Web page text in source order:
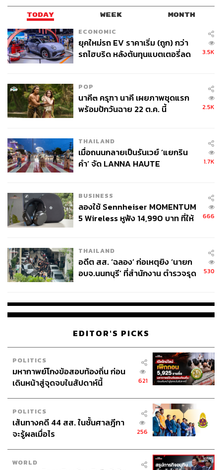
ครบถ้วน
“เพลงOnlyFansคือง่ายๆ เลยนะ อยากมอบให้แฟนคลับ
YUPP! ทุกคน รวมถึงแฟนๆ ของทุกศิลปิน อยากขอบคุณที่ยัง
อยู่ตรงนี้ไม่ไปไหน มันเป็นพลังงานบวกที่หาคำมาอธิบายไม่
YUPP! จะครบรอบ 5 ปี จะมีปาร์ตี้ให้ทุกคนมาร่วมสนุกกัน
ด้วย รายละเอียดมาในเร็ววันนี้แน่นอน ส่วนตอนนี้ก็เข้าไปฟัง
เพลงOnlyFansกันเยอะๆ นะคะ แล้วก็เดี๋ยวจะมี Dance
Challenge ใน TikTok ด้วย ฝากติดตาม ฝากศิลปินทุกๆ คน
รับชมมิวสิกวิดีโอได้ที่:www.youtube.com/watch?v=5AiKHk
6gzqE
TAGS: NAMEMT Maiyarap (ไมยราพ) GeniePak
Milli
มินนี่-ดนุภา คณาธีรกุล
T-POP AUTTA
flower.far FIZZIE
เพลงไทย
GALCHANIE
TODAY WEEK MONTH
ECONOMIC
ยุคใหม่รถ EV ราคาเริ่ม (ถูก) กว่า
รถไฮบริด หลังต้นทุนแบตเตอรี่ลด
3.5K
POP
นาคี๓ ครุฑา นาคี เผยภาพชุดแรก
พร้อมปักวันฉาย 22 ต.ค. นี้
2.5K
THAILAND
เมื่อถนนกลายเป็นรันเวย์ ‘แยกริน
คำ’ จัด LANNA HAUTE
1.7K
BUSINESS
ลองใช้ Sennheiser MOMENTUM
5 Wireless หูฟัง 14,990 บาท ที่ให้
666
THAILAND
อดีต สส. ‘ฉลอง’ ก่อเหตุยิง ‘นายก
อบจ.นนทบุรี’ ที่สำนักงาน ตำรวจรุด
530
EDITOR'S PICKS
POLITICS
มหากาพย์โกงข้อสอบท้องถิ่น ก่อน
เดินหน้าสู่จุดจบในสัปดาห์นี้
621
POLITICS
เส้นทางคดี 44 สส. ในชั้นศาลฎีกา
จะรู้ผลเมื่อไร
256
WORLD